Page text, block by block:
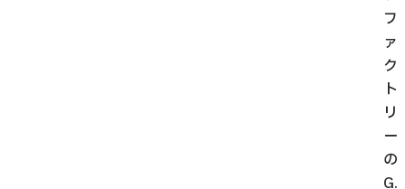
フ
ァ
ク
ト
リ
ー
の
G.